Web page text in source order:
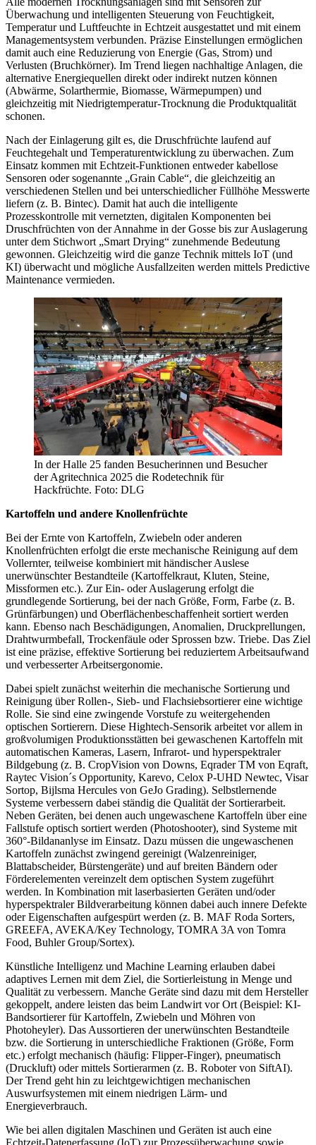
Überwachung und intelligenten Steuerung von Feuchtigkeit,
Temperatur und Luftfeuchte in Echtzeit ausgestattet und mit einem
Managementsystem verbunden. Präzise Einstellungen ermöglichen
damit auch eine Reduzierung von Energie (Gas, Strom) und
Verlusten (Bruchkörner). Im Trend liegen nachhaltige Anlagen, die
alternative Energiequellen direkt oder indirekt nutzen können
(Abwärme, Solarthermie, Biomasse, Wärmepumpen) und
gleichzeitig mit Niedrigtemperatur-Trocknung die Produktqualität
schonen.
Nach der Einlagerung gilt es, die Druschfrüchte laufend auf
Feuchtegehalt und Temperaturentwicklung zu überwachen. Zum
Einsatz kommen mit Echtzeit-Funktionen entweder kabellose
Sensoren oder sogenannte „Grain Cable“, die gleichzeitig an
verschiedenen Stellen und bei unterschiedlicher Füllhöhe Messwerte
liefern (z. B. Bintec). Damit hat auch die intelligente
Prozesskontrolle mit vernetzten, digitalen Komponenten bei
Druschfrüchten von der Annahme in der Gosse bis zur Auslagerung
unter dem Stichwort „Smart Drying“ zunehmende Bedeutung
gewonnen. Gleichzeitig wird die ganze Technik mittels IoT (und
KI) überwacht und mögliche Ausfallzeiten werden mittels Predictive
Maintenance vermieden.
In der Halle 25 fanden Besucherinnen und Besucher
der Agritechnica 2025 die Rodetechnik für
Hackfrüchte. Foto: DLG
Kartoffeln und andere Knollenfrüchte
Bei der Ernte von Kartoffeln, Zwiebeln oder anderen
Knollenfrüchten erfolgt die erste mechanische Reinigung auf dem
Vollernter, teilweise kombiniert mit händischer Auslese
unerwünschter Bestandteile (Kartoffelkraut, Kluten, Steine,
Missformen etc.). Zur Ein- oder Auslagerung erfolgt die
grundlegende Sortierung, bei der nach Größe, Form, Farbe (z. B.
Grünfärbungen) und Oberflächenbeschaffenheit sortiert werden
kann. Ebenso nach Beschädigungen, Anomalien, Druckprellungen,
Drahtwurmbefall, Trockenfäule oder Sprossen bzw. Triebe. Das Ziel
ist eine präzise, effektive Sortierung bei reduziertem Arbeitsaufwand
und verbesserter Arbeitsergonomie.
Dabei spielt zunächst weiterhin die mechanische Sortierung und
Reinigung über Rollen-, Sieb- und Flachsiebsortierer eine wichtige
Rolle. Sie sind eine zwingende Vorstufe zu weitergehenden
optischen Sortierern. Diese Hightech-Sensorik arbeitet vor allem in
großvolumigen Produktionsstätten bei gewaschenen Kartoffeln mit
automatischen Kameras, Lasern, Infrarot- und hyperspektraler
Bildgebung (z. B. CropVision von Downs, Eqrader TM von Eqraft,
Raytec Vision´s Opportunity, Karevo, Celox P-UHD Newtec, Visar
Sortop, Bijlsma Hercules von GeJo Grading). Selbstlernende
Systeme verbessern dabei ständig die Qualität der Sortierarbeit.
Neben Geräten, bei denen auch ungewaschene Kartoffeln über eine
Fallstufe optisch sortiert werden (Photoshooter), sind Systeme mit
360°-Bildananlyse im Einsatz. Dazu müssen die ungewaschenen
Kartoffeln zunächst zwingend gereinigt (Walzenreiniger,
Blattabscheider, Bürstengeräte) und auf breiten Bändern oder
Förderelementen vereinzelt dem optischen System zugeführt
werden. In Kombination mit laserbasierten Geräten und/oder
hyperspektraler Bildverarbeitung können dabei auch innere Defekte
oder Eigenschaften aufgespürt werden (z. B. MAF Roda Sorters,
GREEFA, AVEKA/Key Technology, TOMRA 3A von Tomra
Food, Buhler Group/Sortex).
Künstliche Intelligenz und Machine Learning erlauben dabei
adaptives Lernen mit dem Ziel, die Sortierleistung in Menge und
Qualität zu verbessern. Manche Geräte sind dazu mit dem Hersteller
gekoppelt, andere leisten das beim Landwirt vor Ort (Beispiel: KI-
Bandsortierer für Kartoffeln, Zwiebeln und Möhren von
Photoheyler). Das Aussortieren der unerwünschten Bestandteile
bzw. die Sortierung in unterschiedliche Fraktionen (Größe, Form
etc.) erfolgt mechanisch (häufig: Flipper-Finger), pneumatisch
(Druckluft) oder mittels Sortierarmen (z. B. Roboter von SiftAI).
Der Trend geht hin zu leichtgewichtigen mechanischen
Auswurfsystemen mit einem niedrigen Lärm- und
Energieverbrauch.
Wie bei allen digitalen Maschinen und Geräten ist auch eine
Echtzeit-Datenerfassung (IoT) zur Prozessüberwachung sowie